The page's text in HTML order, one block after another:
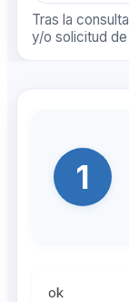
Tras la
y/o solicitud
1
ok